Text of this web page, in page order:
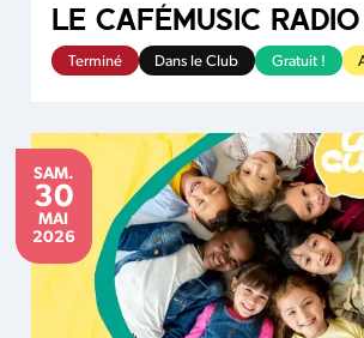
LE CAFÉMUSIC
Terminé Dans le Club Gratuit !
SAMEDI
SAM.
30
MAI
MAI
2026